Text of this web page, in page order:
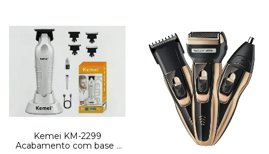
Kemei KM-2299
Acabamento com base |